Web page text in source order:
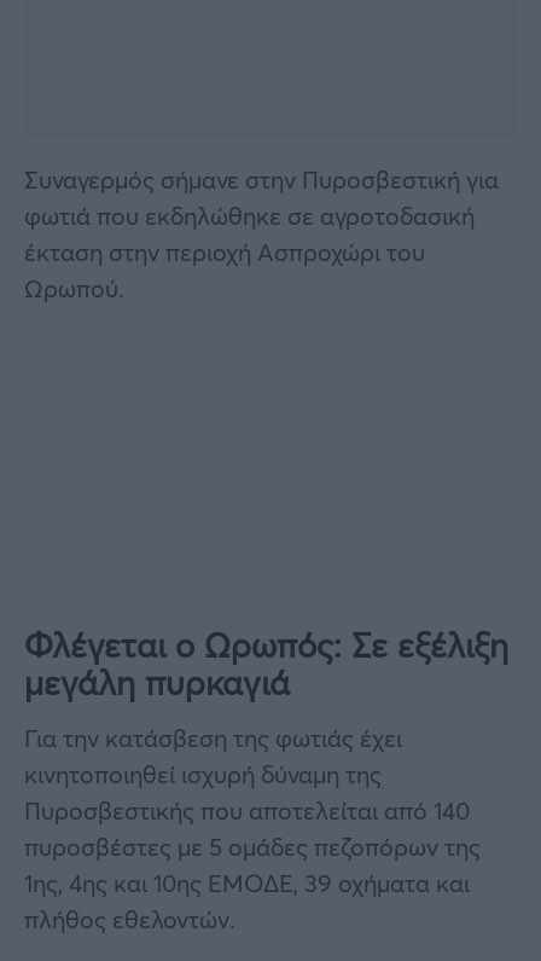
Συναγερμός σήμανε στην Πυροσβεστική για
φωτιά που εκδηλώθηκε σε αγροτοδασική
έκταση στην περιοχή Ασπροχώρι του
Ωρωπού.
Φλέγεται ο Ωρωπός: Σε εξέλιξη
μεγάλη πυρκαγιά
Για την κατάσβεση της φωτιάς έχει
κινητοποιηθεί ισχυρή δύναμη της
Πυροσβεστικής που αποτελείται από 140
πυροσβέστες με 5 ομάδες πεζοπόρων της
1ης, 4ης και 10ης ΕΜΟΔΕ, 39 οχήματα και
πλήθος εθελοντών.